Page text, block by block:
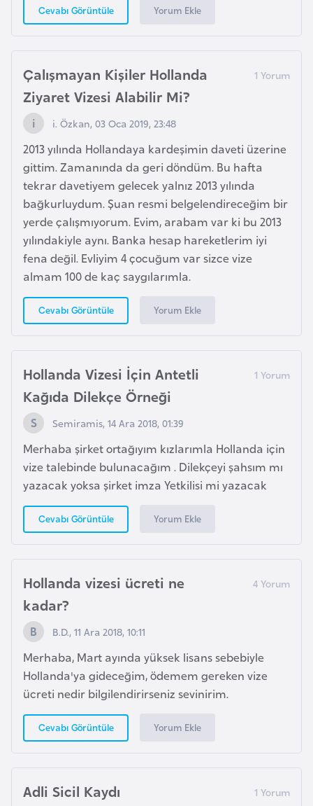
Cevabı Görüntüle Yorum Ekle
Çalışmayan Kişiler Hollanda
Ziyaret Vizesi Alabilir Mi?
i. Özkan, 03 Oca 2019, 23:48
2013 yılında Hollandaya kardeşimin daveti üzerine
gittim. Zamanında da geri döndüm. Bu hafta
tekrar davetiyem gelecek yalnız 2013 yılında
bağkurluydum. Şuan resmi belgelendireceğim bir
yerde çalışmıyorum. Evim, arabam var ki bu 2013
yılındakiyle aynı. Banka hesap hareketlerim iyi
fena değil. Evliyim 4 çocuğum var sizce vize
almam 100 de kaç saygılarımla.
Cevabı Görüntüle Yorum Ekle
Hollanda Vizesi İçin Antetli
Kağıda Dilekçe Örneği
Semiramis, 14 Ara 2018, 01:39
Merhaba şirket ortağıyım kızlarımla Hollanda için
vize talebinde bulunacağım . Dilekçeyi şahsım mı
yazacak yoksa şirket imza Yetkilisi mi yazacak
Cevabı Görüntüle Yorum Ekle
Hollanda vizesi ücreti ne
kadar?
B.D., 11 Ara 2018, 10:11
Merhaba, Mart ayında yüksek lisans sebebiyle
Hollanda'ya gideceğim, ödemem gereken vize
ücreti nedir bilgilendirirseniz sevinirim.
Cevabı Görüntüle Yorum Ekle
Adli Sicil Kaydı
y
a
G
a
n
a
G
i
n
e
B
i
s
a
u
G
n
e
G
r
e
n
a
d
a
G
ü
n
e
y
o
r
e